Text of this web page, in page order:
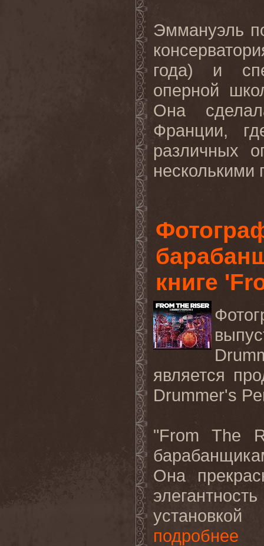
Эммануэль
года) и
оперной
Она
Франции,
различных
несколькими
книге
является
Drummer's
"From The
Она
подробнее